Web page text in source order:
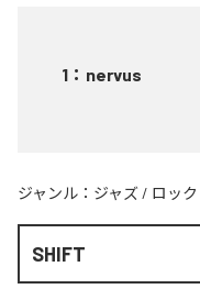
1 ： nervus
ジャンル： ジャズ / ロック
SHIFT